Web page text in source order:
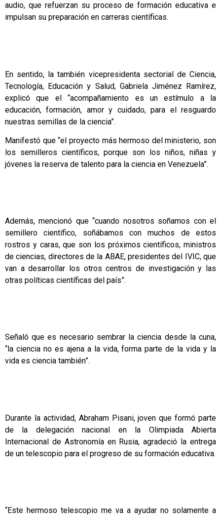
audio, que refuerzan su proceso de formación educativa e
impulsan su preparación en carreras científicas.
En sentido, la también vicepresidenta sectorial de Ciencia,
Tecnología, Educación y Salud, Gabriela Jiménez Ramírez,
explicó que el “acompañamiento es un estímulo a la
educación, formación, amor y cuidado, para el resguardo
nuestras semillas de la ciencia”.
Manifestó que “el proyecto más hermoso del ministerio, son
los semilleros científicos, porque son los niños, niñas y
jóvenes la reserva de talento para la ciencia en Venezuela”.
Además, mencionó que “cuando nosotros soñamos con el
semillero científico, soñábamos con muchos de estos
rostros y caras, que son los próximos científicos, ministros
de ciencias, directores de la ABAE, presidentes del IVIC, que
van a desarrollar los otros centros de investigación y las
otras políticas científicas del país”.
Señaló que es necesario sembrar la ciencia desde la cuna,
“la ciencia no es ajena a la vida, forma parte de la vida y la
vida es ciencia también”.
Durante la actividad, Abraham Pisani, joven que formó parte
de la delegación nacional en la Olimpiada Abierta
Internacional de Astronomía en Rusia, agradeció la entrega
de un telescopio para el progreso de su formación educativa.
“Este hermoso telescopio me va a ayudar no solamente a